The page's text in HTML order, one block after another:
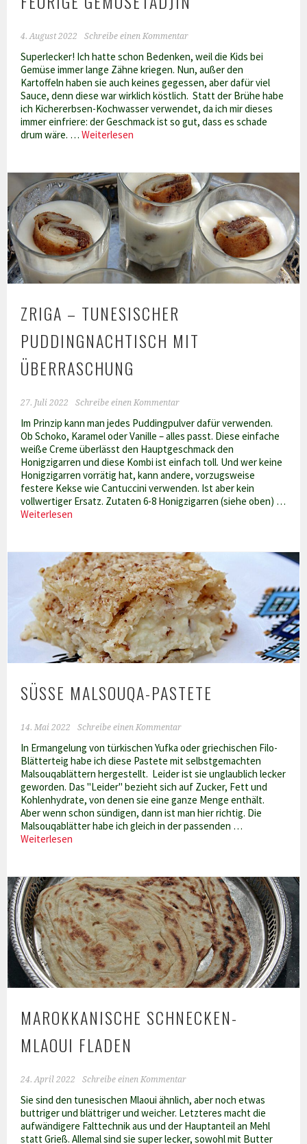
4. August 2022 Schreibe einen Kommentar
Superlecker! Ich hatte schon Bedenken, weil die Kids bei
Gemüse immer lange Zähne kriegen. Nun, außer den
Kartoffeln haben sie auch keines gegessen, aber dafür viel
Sauce, denn diese war wirklich köstlich. Statt der Brühe habe
ich Kichererbsen-Kochwasser verwendet, da ich mir dieses
immer einfriere: der Geschmack ist so gut, dass es schade
drum wäre. …Weiterlesen
ZRIGA – TUNESISCHER
PUDDINGNACHTISCH MIT
ÜBERRASCHUNG
27. Juli 2022 Schreibe einen Kommentar
Im Prinzip kann man jedes Puddingpulver dafür verwenden.
Ob Schoko, Karamel oder Vanille – alles passt. Diese einfache
weiße Creme überlässt den Hauptgeschmack den
Honigzigarren und diese Kombi ist einfach toll. Und wer keine
Honigzigarren vorrätig hat, kann andere, vorzugsweise
festere Kekse wie Cantuccini verwenden. Ist aber kein
vollwertiger Ersatz. Zutaten 6-8 Honigzigarren (siehe oben) …
Weiterlesen
Puddingnachtisch
mit
Überraschung
SÜSSE MALSOUQA-PASTETE
14. Mai 2022 Schreibe einen Kommentar
In Ermangelung von türkischen Yufka oder griechischen Filo-
Blätterteig habe ich diese Pastete mit selbstgemachten
Malsouqablättern hergestellt. Leider ist sie unglaublich lecker
geworden. Das "Leider" bezieht sich auf Zucker, Fett und
Kohlenhydrate, von denen sie eine ganze Menge enthält.
Aber wenn schon sündigen, dann ist man hier richtig. Die
Malsouqablätter habe ich gleich in der passenden …
Weiterlesen
MAROKKANISCHE SCHNECKEN-
MLAOUI FLADEN
24. April 2022 Schreibe einen Kommentar
Sie sind den tunesischen Mlaoui ähnlich, aber noch etwas
buttriger und blättriger und weicher. Letzteres macht die
aufwändigere Falttechnik aus und der Hauptanteil an Mehl
statt Grieß. Allemal sind sie super lecker, sowohl mit Butter